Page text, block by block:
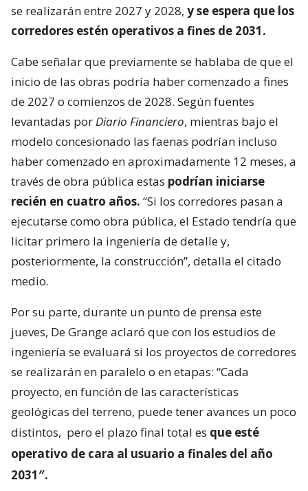
se realizarán entre 2027 y 2028, y se espera que los
corredores estén operativos a fines de 2031.
Cabe señalar que previamente se hablaba de que el
inicio de las obras podría haber comenzado a fines
de 2027 o comienzos de 2028. Según fuentes
levantadas porDiario Financiero, mientras bajo el
modelo concesionado las faenas podrían incluso
haber comenzado en aproximadamente 12 meses, a
través de obra pública estas podrían iniciarse
recién en cuatro años. “Si los corredores pasan a
ejecutarse como obra pública, el Estado tendría que
licitar primero la ingeniería de detalle y,
posteriormente, la construcción”, detalla el citado
medio.
Por su parte, durante un punto de prensa este
jueves, De Grange aclaró que con los estudios de
ingeniería se evaluará si los proyectos de corredores
se realizarán en paralelo o en etapas: “Cada
proyecto, en función de las características
geológicas del terreno, puede tener avances un poco
distintos, pero el plazo final total es que esté
operativo de cara al usuario a finales del año
2031″.